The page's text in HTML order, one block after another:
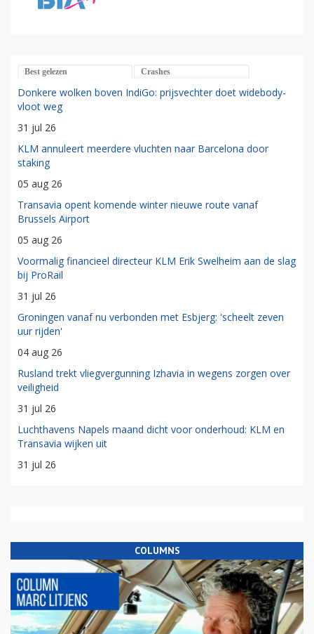
Best gelezen Crashes
Donkere wolken boven IndiGo: prijsvechter doet widebody-
vloot weg
31 jul 26
KLM annuleert meerdere vluchten naar Barcelona door
staking
05 aug 26
Transavia opent komende winter nieuwe route vanaf
Brussels Airport
05 aug 26
Voormalig financieel directeur KLM Erik Swelheim aan de slag
bij ProRail
31 jul 26
Groningen vanaf nu verbonden met Esbjerg: 'scheelt zeven
uur rijden'
04 aug 26
Rusland trekt vliegvergunning Izhavia in wegens zorgen over
veiligheid
31 jul 26
Luchthavens Napels maand dicht voor onderhoud: KLM en
Transavia wijken uit
31 jul 26
COLUMNS